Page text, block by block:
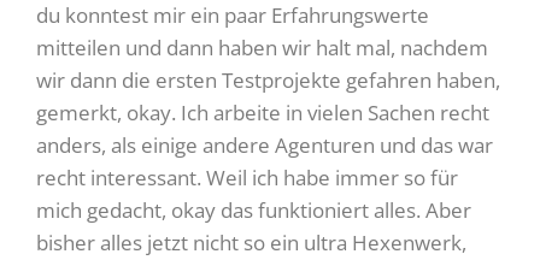
du konntest mir ein paar Erfahrungswerte
mitteilen und dann haben wir halt mal, nachdem
wir dann die ersten Testprojekte gefahren haben,
gemerkt, okay. Ich arbeite in vielen Sachen recht
anders, als einige andere Agenturen und das war
recht interessant. Weil ich habe immer so für
mich gedacht, okay das funktioniert alles. Aber
bisher alles jetzt nicht so ein ultra Hexenwerk,